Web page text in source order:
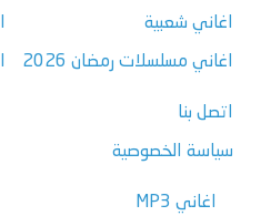
اغاني شعبية
اغاني مسلسلات رمضان 2026
اتصل بنا
سياسة الخصوصية
اغاني MP3